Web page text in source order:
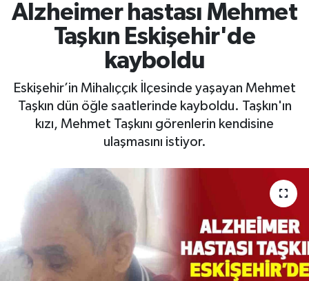
Alzheimer hastası Mehmet
Taşkın Eskişehir'de
kayboldu
Eskişehir’in Mihalıççık İlçesinde yaşayan Mehmet
Taşkın dün öğle saatlerinde kayboldu. Taşkın'ın
kızı, Mehmet Taşkını görenlerin kendisine
ulaşmasını istiyor.
Spor
Ekonomi
Yaşam
Resmi ilanlar
TFF 3.Lig 4.Grup Puan Durumu ve Fikstür
Tüm Manşetler
Son Dakika Haberleri